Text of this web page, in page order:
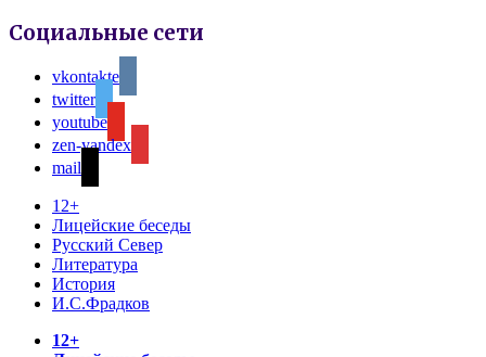
Социальные сети
vkontakte
twitter
youtube
zen-yandex
mail
12+
Лицейские беседы
Русский Север
Литература
История
И.С.Фрадков
12+